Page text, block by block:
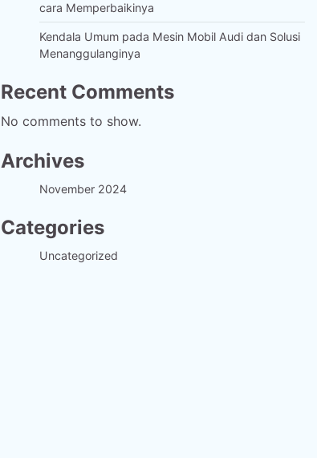
cara Memperbaikinya
Kendala Umum pada Mesin Mobil Audi dan Solusi
Menanggulanginya
Recent Comments
No comments to show.
Archives
November 2024
Categories
Uncategorized